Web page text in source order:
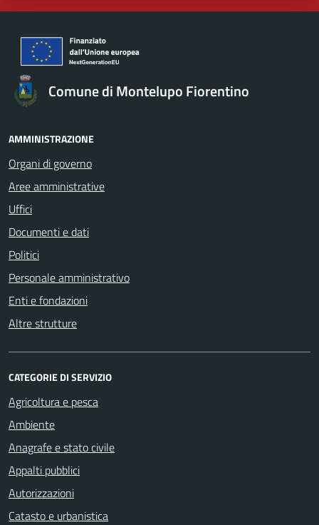
Comune di Montelupo Fiorentino
AMMINISTRAZIONE
Organi di governo
Aree amministrative
Uffici
Documenti e dati
Politici
Personale amministrativo
Enti e fondazioni
Altre strutture
CATEGORIE DI SERVIZIO
Agricoltura e pesca
Ambiente
Anagrafe e stato civile
Appalti pubblici
Autorizzazioni
Catasto e urbanistica